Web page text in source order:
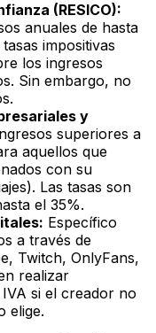
(RESICO):
anuales de hasta
impositivas
los ingresos
Sin embargo, no
y
superiores a
aquellos que
con su
Las tasas son
el 35%.
Específico
a través de
Twitch, OnlyFans,
realizar
si el creador no
elige.